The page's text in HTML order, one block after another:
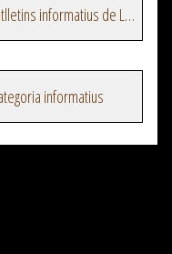
Veure més episodis del programa Butlletins informatius de La Xarxa
informatius